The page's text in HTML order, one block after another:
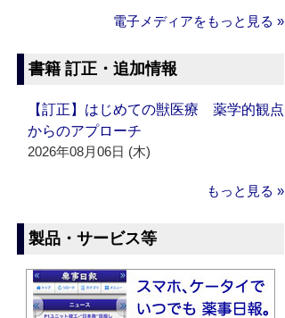
電子メディアをもっと見る »
書籍 訂正・追加情報
【訂正】はじめての獣医療 薬学的観点
からのアプローチ
2026年08月06日 (木)
もっと見る »
製品・サービス等